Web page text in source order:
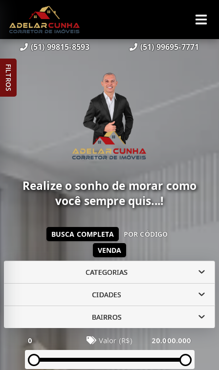
(51) 99815-8593 (51) 99695-7771
Realize o sonho de morar como
você sempre quis...!
VENDA
BUSCA COMPLETA POR CÓDIGO
CATEGORIAS
CIDADES
BAIRROS
0 Valor (R$) 20.000.000
FILTROS